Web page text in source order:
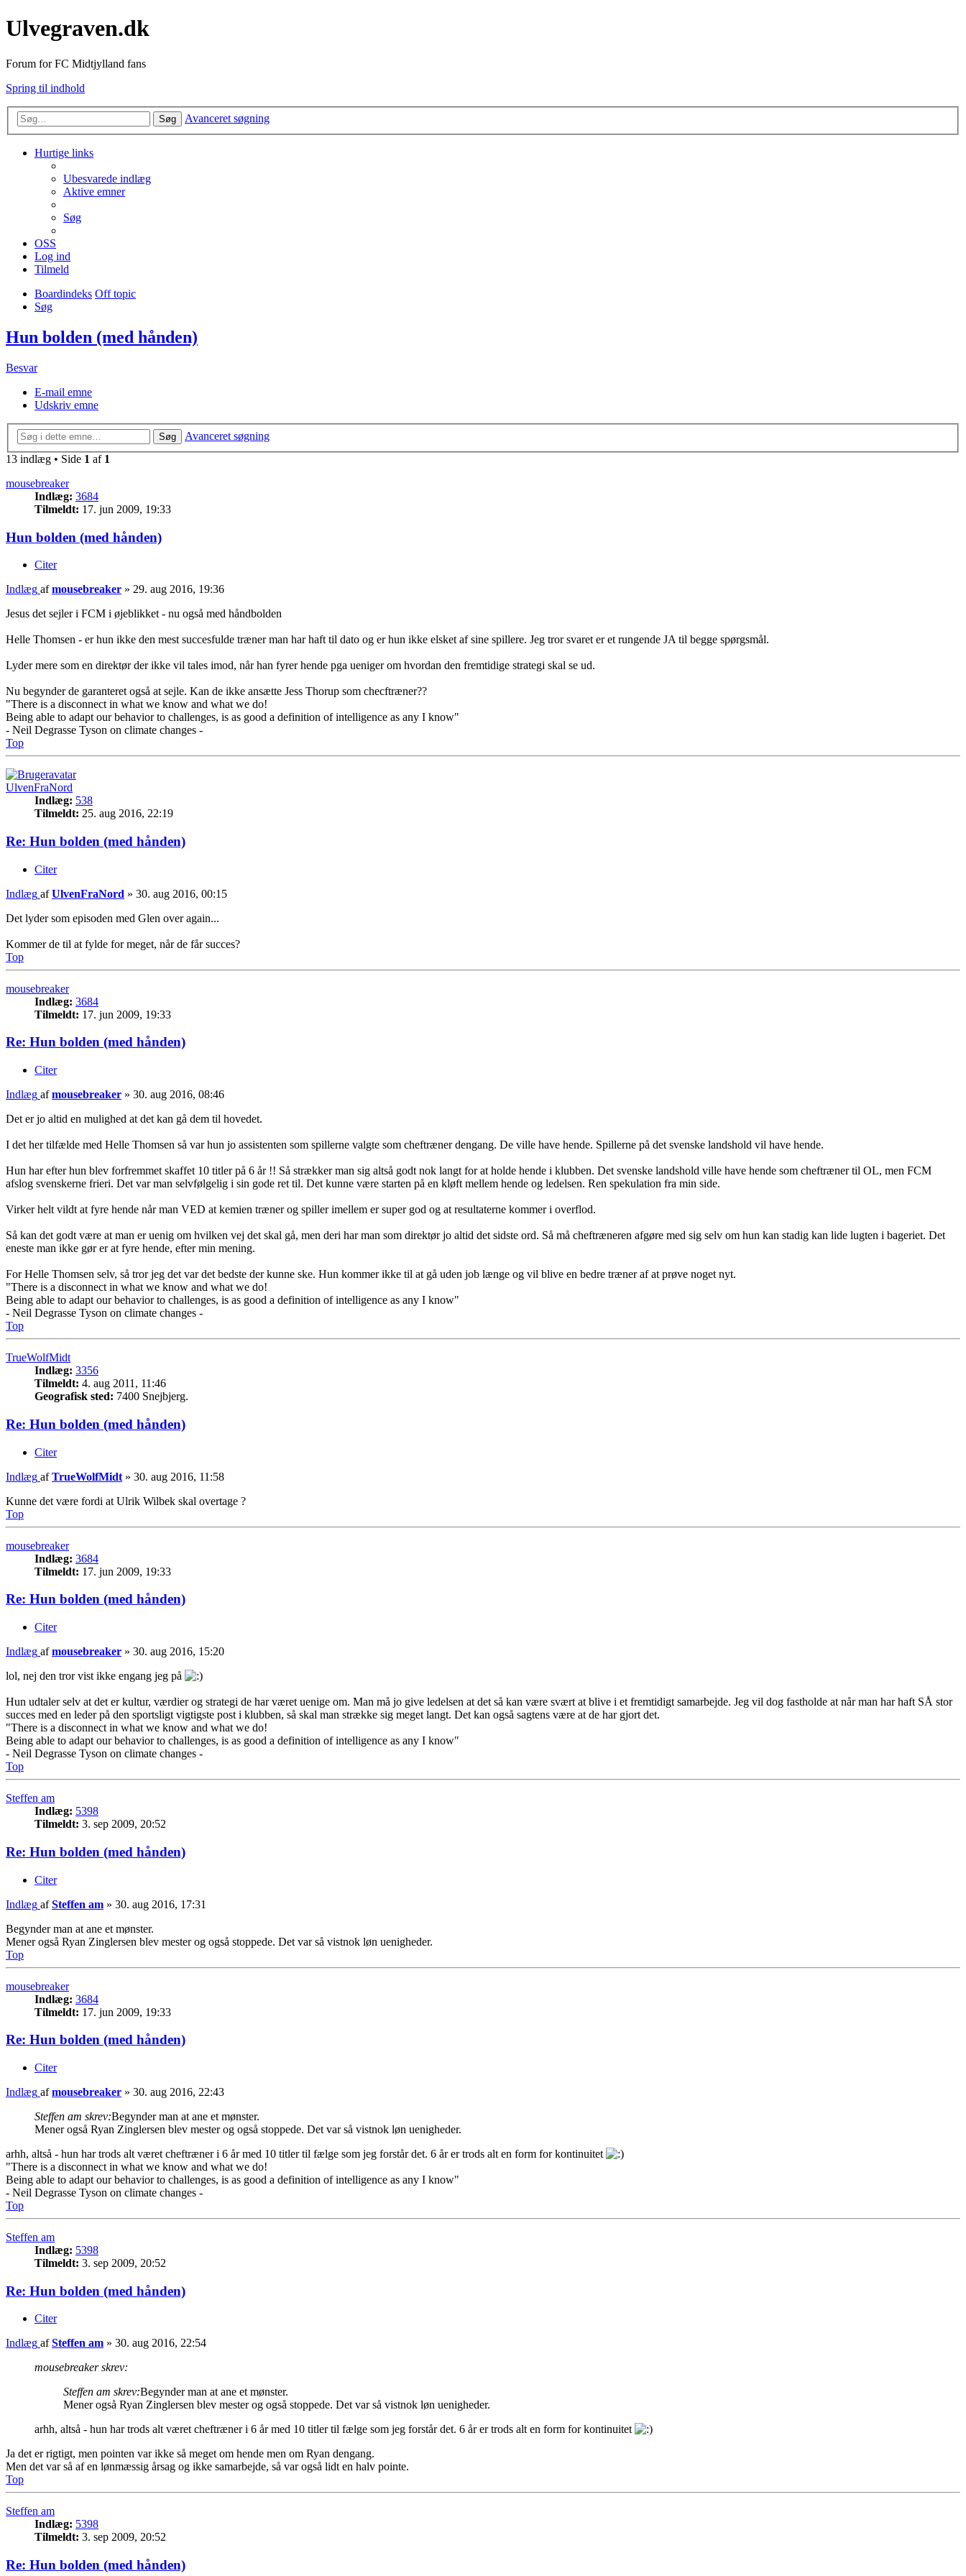
Ulvegraven.dk
Forum for FC Midtjylland fans
Spring til indhold
Søg Avanceret søgning
Hurtige links
Ubesvarede indlæg
Aktive emner
Søg
OSS
Log ind
Tilmeld
Boardindeks Off topic
Søg
Hun bolden (med hånden)
Besvar
E-mail emne
Udskriv emne
Søg
Avanceret søgning
13 indlæg • Side 1 af 1
mousebreaker
Indlæg: 3684
Tilmeldt: 17. jun 2009, 19:33
Hun bolden (med hånden)
Citer
Indlæg afmousebreaker » 29. aug 2016, 19:36
Jesus det sejler i FCM i øjeblikket - nu også med håndbolden
Helle Thomsen - er hun ikke den mest succesfulde træner man har haft til dato og er hun ikke elsket af sine spillere. Jeg tror svaret er et rungende JA til begge spørgsmål.
Lyder mere som en direktør der ikke vil tales imod, når han fyrer hende pga ueniger om hvordan den fremtidige strategi skal se ud.
Nu begynder de garanteret også at sejle. Kan de ikke ansætte Jess Thorup som checftræner??
"There is a disconnect in what we know and what we do!
Being able to adapt our behavior to challenges, is as good a definition of intelligence as any I know"
- Neil Degrasse Tyson on climate changes -
Top
UlvenFraNord
Indlæg: 538
Tilmeldt: 25. aug 2016, 22:19
Re: Hun bolden (med hånden)
Citer
Indlæg afUlvenFraNord » 30. aug 2016, 00:15
Det lyder som episoden med Glen over again...
Kommer de til at fylde for meget, når de får succes?
Top
mousebreaker
Indlæg: 3684
Tilmeldt: 17. jun 2009, 19:33
Re: Hun bolden (med hånden)
Citer
Indlæg afmousebreaker » 30. aug 2016, 08:46
Det er jo altid en mulighed at det kan gå dem til hovedet.
I det her tilfælde med Helle Thomsen så var hun jo assistenten som spillerne valgte som cheftræner dengang. De ville have hende. Spillerne på det svenske landshold vil have hende.
Hun har efter hun blev forfremmet skaffet 10 titler på 6 år !! Så strækker man sig altså godt nok langt for at holde hende i klubben. Det svenske landshold ville have hende som cheftræner til OL, men FCM
afslog svenskerne frieri. Det var man selvfølgelig i sin gode ret til. Det kunne være starten på en kløft mellem hende og ledelsen. Ren spekulation fra min side.
Virker helt vildt at fyre hende når man VED at kemien træner og spiller imellem er super god og at resultaterne kommer i overflod.
Så kan det godt være at man er uenig om hvilken vej det skal gå, men deri har man som direktør jo altid det sidste ord. Så må cheftræneren afgøre med sig selv om hun kan stadig kan lide lugten i bageriet. Det
eneste man ikke gør er at fyre hende, efter min mening.
For Helle Thomsen selv, så tror jeg det var det bedste der kunne ske. Hun kommer ikke til at gå uden job længe og vil blive en bedre træner af at prøve noget nyt.
"There is a disconnect in what we know and what we do!
Being able to adapt our behavior to challenges, is as good a definition of intelligence as any I know"
- Neil Degrasse Tyson on climate changes -
Top
TrueWolfMidt
Indlæg: 3356
Tilmeldt: 4. aug 2011, 11:46
Geografisk sted: 7400 Snejbjerg.
Re: Hun bolden (med hånden)
Citer
Indlæg afTrueWolfMidt » 30. aug 2016, 11:58
Kunne det være fordi at Ulrik Wilbek skal overtage ?
Top
mousebreaker
Indlæg: 3684
Tilmeldt: 17. jun 2009, 19:33
Re: Hun bolden (med hånden)
Citer
Indlæg afmousebreaker » 30. aug 2016, 15:20
lol, nej den tror vist ikke engang jeg på
Hun udtaler selv at det er kultur, værdier og strategi de har været uenige om. Man må jo give ledelsen at det så kan være svært at blive i et fremtidigt samarbejde. Jeg vil dog fastholde at når man har haft SÅ stor
succes med en leder på den sportsligt vigtigste post i klubben, så skal man strække sig meget langt. Det kan også sagtens være at de har gjort det.
"There is a disconnect in what we know and what we do!
Being able to adapt our behavior to challenges, is as good a definition of intelligence as any I know"
- Neil Degrasse Tyson on climate changes -
Top
Steffen am
Indlæg: 5398
Tilmeldt: 3. sep 2009, 20:52
Re: Hun bolden (med hånden)
Citer
Indlæg afSteffen am » 30. aug 2016, 17:31
Begynder man at ane et mønster.
Mener også Ryan Zinglersen blev mester og også stoppede. Det var så vistnok løn uenigheder.
Top
mousebreaker
Indlæg: 3684
Tilmeldt: 17. jun 2009, 19:33
Re: Hun bolden (med hånden)
Citer
Indlæg afmousebreaker » 30. aug 2016, 22:43
Steffen am skrev:Begynder man at ane et mønster.
Mener også Ryan Zinglersen blev mester og også stoppede. Det var så vistnok løn uenigheder.
arhh, altså - hun har trods alt været cheftræner i 6 år med 10 titler til fælge som jeg forstår det. 6 år er trods alt en form for kontinuitet
"There is a disconnect in what we know and what we do!
Being able to adapt our behavior to challenges, is as good a definition of intelligence as any I know"
- Neil Degrasse Tyson on climate changes -
Top
Steffen am
Indlæg: 5398
Tilmeldt: 3. sep 2009, 20:52
Re: Hun bolden (med hånden)
Citer
Indlæg afSteffen am » 30. aug 2016, 22:54
mousebreaker skrev:
Steffen am skrev:Begynder man at ane et mønster.
Mener også Ryan Zinglersen blev mester og også stoppede. Det var så vistnok løn uenigheder.
arhh, altså - hun har trods alt været cheftræner i 6 år med 10 titler til fælge som jeg forstår det. 6 år er trods alt en form for kontinuitet
Ja det er rigtigt, men pointen var ikke så meget om hende men om Ryan dengang.
Men det var så af en lønmæssig årsag og ikke samarbejde, så var også lidt en halv pointe.
Top
Steffen am
Indlæg: 5398
Tilmeldt: 3. sep 2009, 20:52
Re: Hun bolden (med hånden)